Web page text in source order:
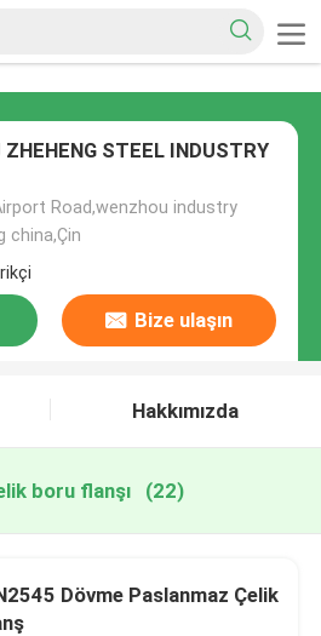
ZHEHENG STEEL INDUSTRY
Road,wenzhou industry
china,Çin
Bize ulaşın
Hakkımızda
boru flanşı (22)
Dövme Paslanmaz Çelik